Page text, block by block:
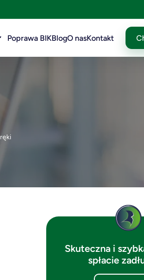
Poprawa BIKBlogO nasKontakt
Skuteczna i
spłacie